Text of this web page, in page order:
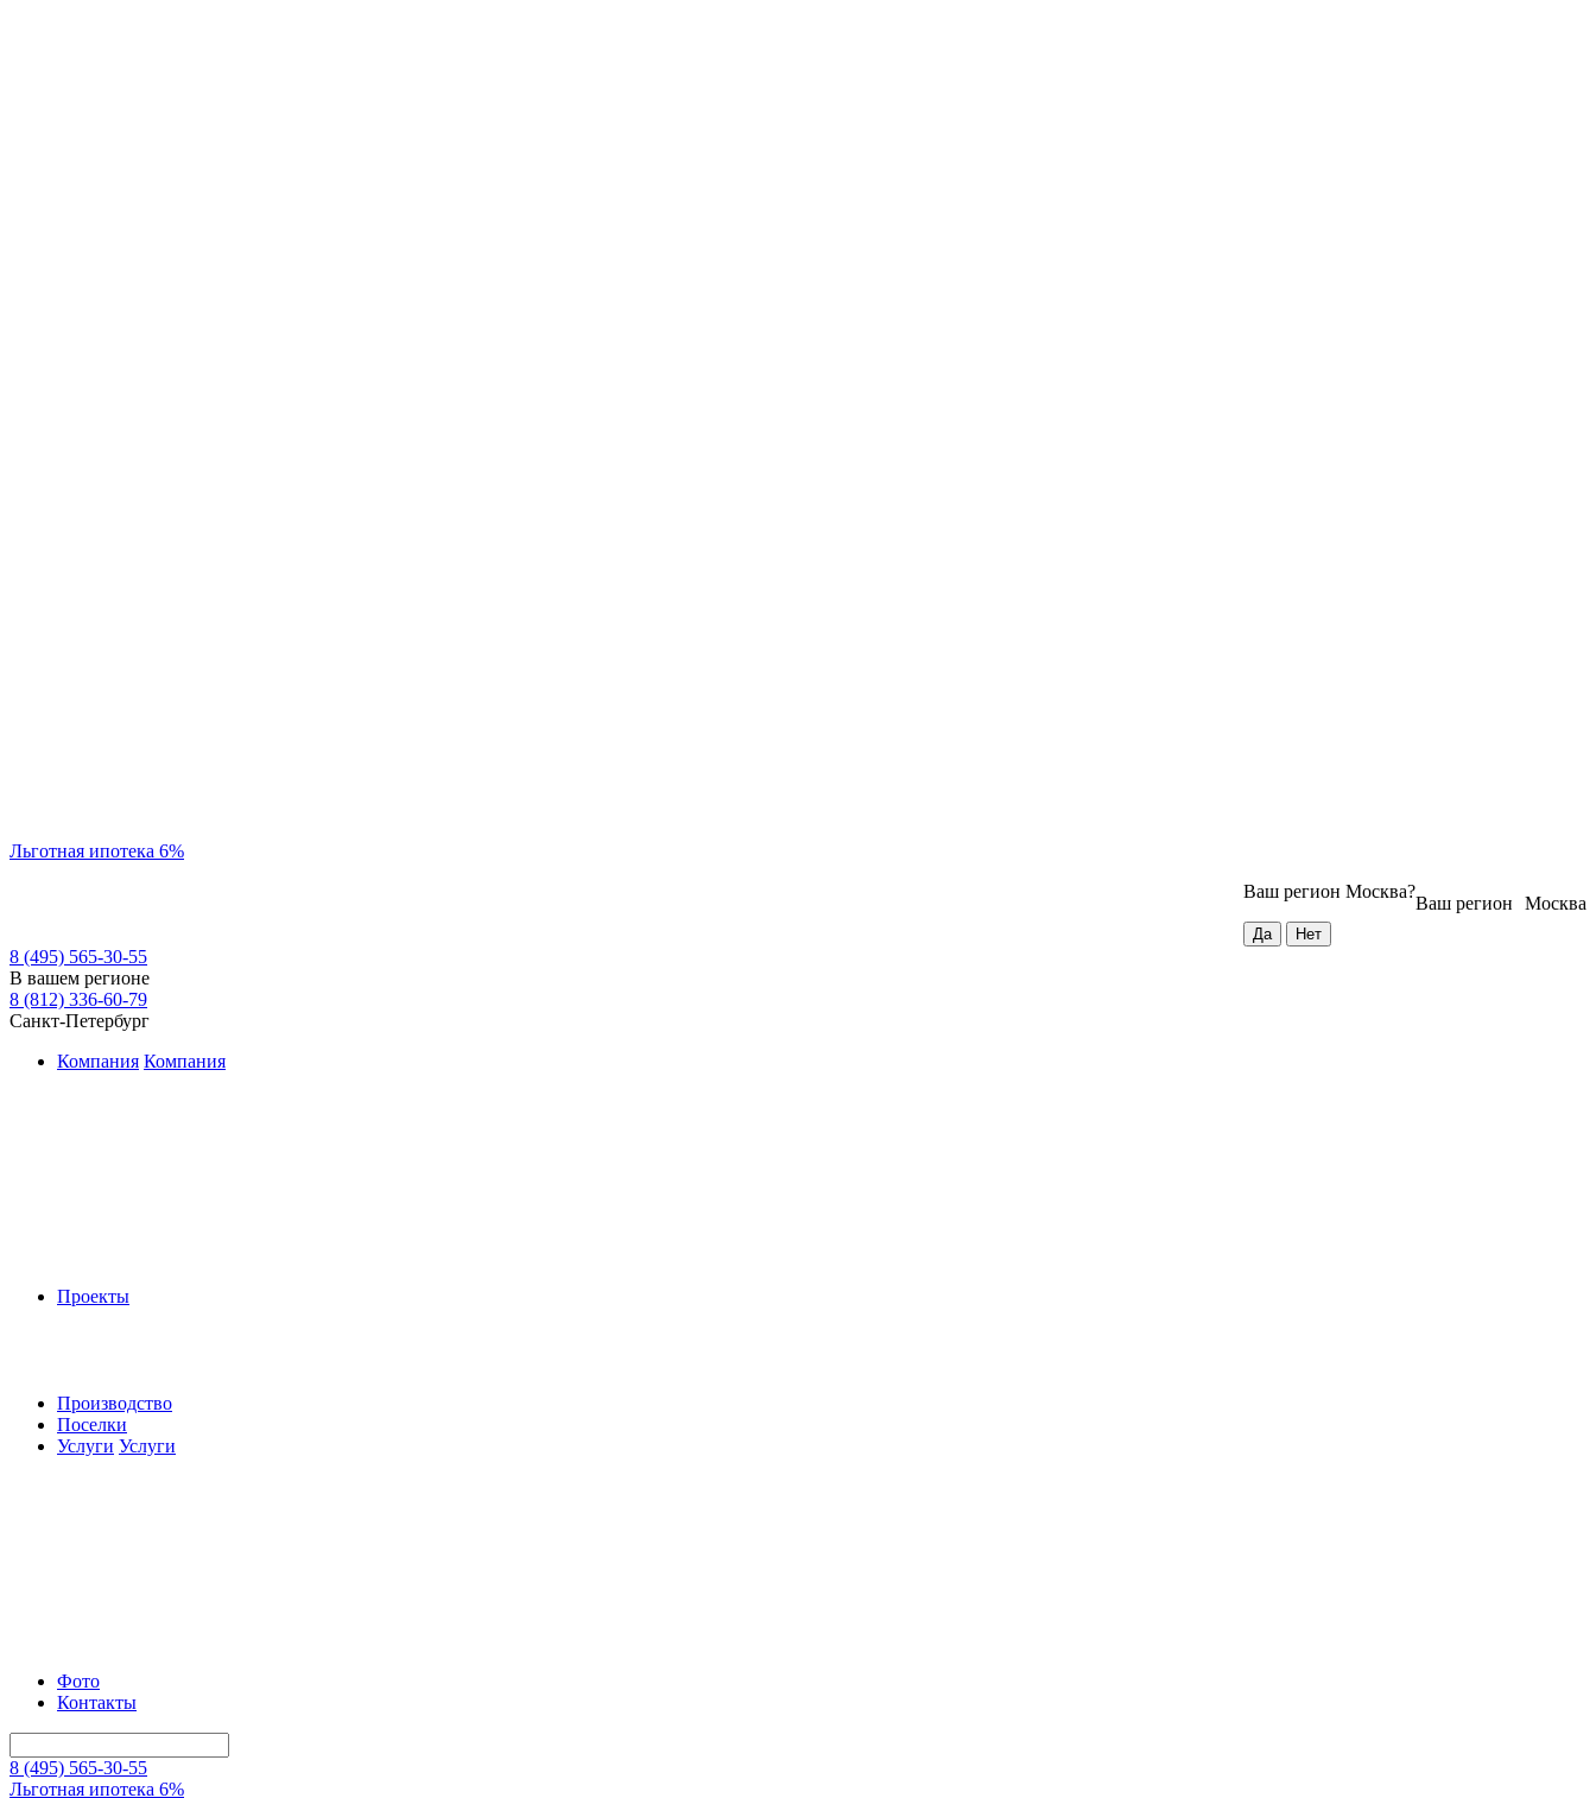
Льготная ипотека 6%
Москва
Ваш регион
Ваш регион Москва?
8 (495) 565-30-55
В вашем регионе
8 (812) 336-60-79
Санкт-Петербург
Компания Компания
Проекты
Производство
Поселки
Услуги Услуги
Фото
Контакты
8 (495) 565-30-55
Льготная ипотека 6%